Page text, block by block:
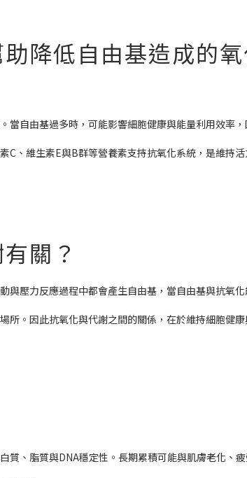
降低自由基造成的
自由基過多時，可能影響細胞健康與能量利用效率
、維生素E與B群等營養素支持抗氧化系統，是維持活
關？
壓力反應過程中都會產生自由基，當自由基與抗氧
。因此抗氧化與代謝之間的關係，在於維持細胞健
、脂質與DNA穩定性。長期累積可能與肌膚老化、